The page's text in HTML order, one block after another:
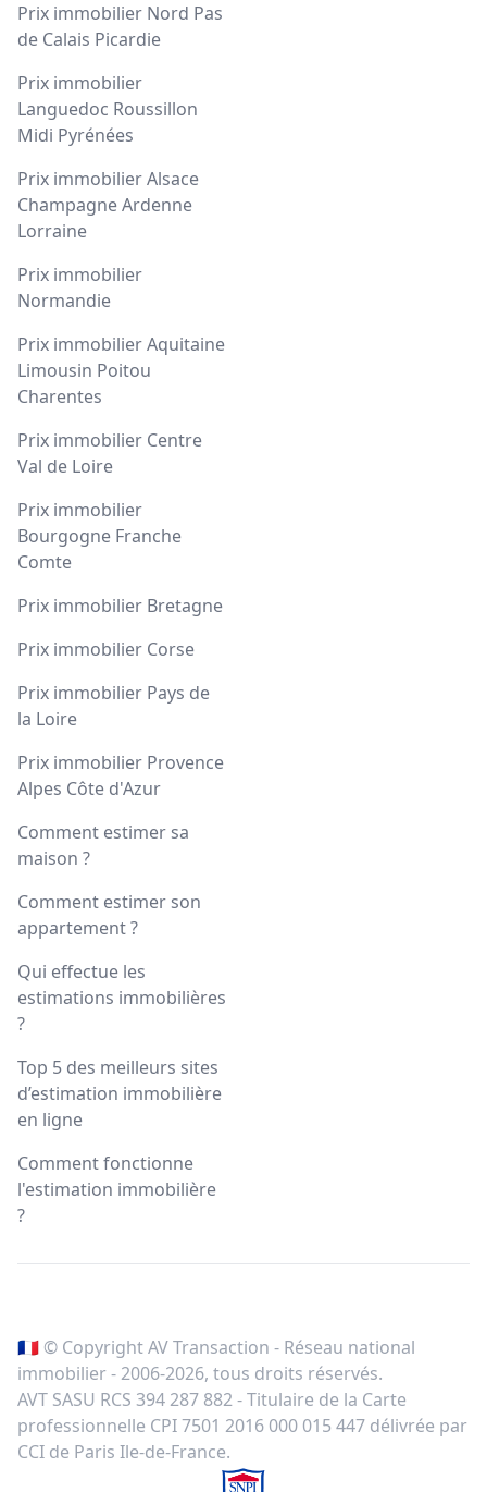
Prix immobilier Nord Pas
de Calais Picardie
Prix immobilier
Languedoc Roussillon
Midi Pyrénées
Prix immobilier Alsace
Champagne Ardenne
Lorraine
Prix immobilier
Normandie
Prix immobilier Aquitaine
Limousin Poitou
Charentes
Prix immobilier Centre
Val de Loire
Prix immobilier
Bourgogne Franche
Comte
Prix immobilier Bretagne
Prix immobilier Corse
Prix immobilier Pays de
la Loire
Prix immobilier Provence
Alpes Côte d'Azur
Comment estimer sa
maison ?
Comment estimer son
appartement ?
Qui effectue les
estimations immobilières
?
Top 5 des meilleurs sites
d’estimation immobilière
en ligne
Comment fonctionne
l'estimation immobilière
?
🇫🇷 © Copyright AV Transaction - Réseau national
immobilier - 2006-2026, tous droits réservés.
AVT SASU RCS 394 287 882 - Titulaire de la Carte
professionnelle CPI 7501 2016 000 015 447 délivrée par
CCI de Paris Ile-de-France.